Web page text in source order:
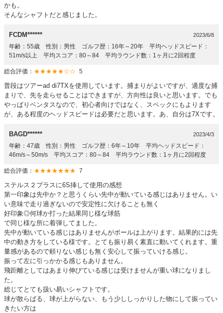
かも。
そんなシャフトだと感じました。
FCDM****** 2023/6/8
年齢：55歳 性別：男性 ゴルフ歴：16年～20年 平均ヘッドスピード：
51m/s以上 平均スコア：80～84 平均ラウンド数：1ヶ月に2回程度
総合評価： ★★★★★☆☆ 5
普段はツアーad di7TXを使用しています。捕まりがよいですが、適度な捕
まりで、先を走らせることはできますが、方向性は良いと思います。でも
やっぱりベンタスなので、初心者向けではなく、スペックにもよります
が、ある程度のヘッドスピードは必要だと思います。あ、自分は7Xです。
BAGD****** 2023/4/3
年齢：47歳 性別：男性 ゴルフ歴：6年～10年 平均ヘッドスピード：
46m/s～50m/s 平均スコア：80～84 平均ラウンド数：1ヶ月に2回程度
総合評価： ★★★★★★★ 7
ステルス２プラスに6S挿して使用の感想
第一印象は先中か？と思うくらい先中が動いている感じはありません。い
い意味で走り過ぎないので安定性に欠けることも無く
好印象◎何球か打った結果同じ様な球筋
で同じ様な所に着弾してました。
先中が動いている感じはありませんがボールは上がります。結果的には先
中の動き方をしている様です。とても振り易く素直に動いてくれます。重
量感があるので頼りない感じも無く安心して振っていける感じ。
振って左に引っかかる感じもありません。
飛距離としてはあまり伸びている感じは受けませんが重い球になりまし
た。
総じてとても扱い易いシャフトです。
球が散らばる、球が上がらない、もう少ししっかりした物にして振ってい
きたい方は